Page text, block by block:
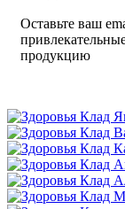
Оставьте ваш
продукцию